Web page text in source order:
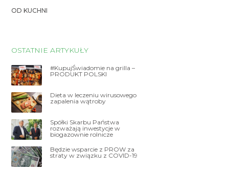
OD KUCHNI
OSTATNIE ARTYKUŁY
#KupujŚwiadomie na grilla –
PRODUKT POLSKI
Dieta w leczeniu wirusowego
zapalenia wątroby
Spółki Skarbu Państwa
rozważają inwestycje w
biogazownie rolnicze
Będzie wsparcie z PROW za
straty w związku z COVID-19